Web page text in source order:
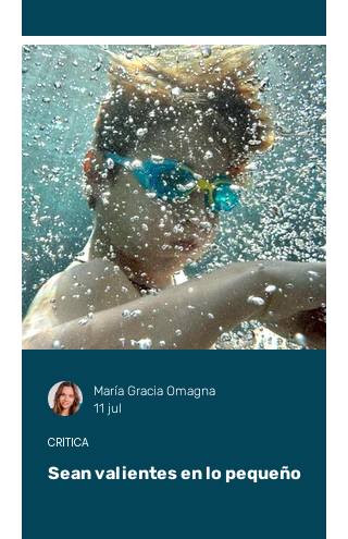
Sean valientes en lo pequeño
CRÍTICA
María Gracia Omagna
11 jul